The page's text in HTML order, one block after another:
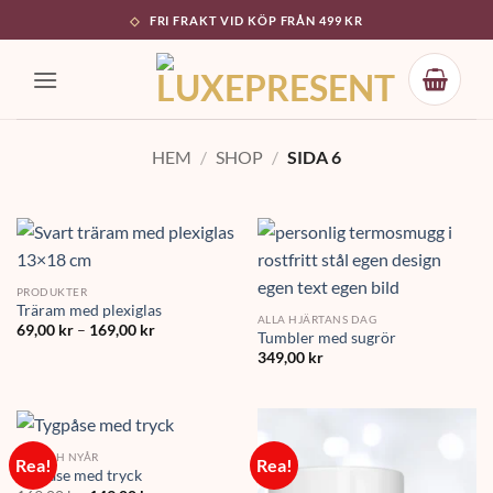
to
content
FRI FRAKT VID KÖP FRÅN 499 KR
HEM / SHOP / SIDA 6
PRODUKTER
Träram med plexiglas
69,00 kr – 169,00 krPrisintervall:
ALLA HJÄRTANS DAG
Tumbler med sugrör
349,00 kr
Rea!
JUL OCH NYÅR
Tygpåse med tryck
Rea!